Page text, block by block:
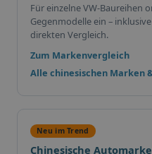
Für einzelne VW-Baureihen
Gegenmodelle ein –
direkten Vergleich.
Zum Markenvergleich
Alle chinesischen Marken
Neu im Trend
Chinesische